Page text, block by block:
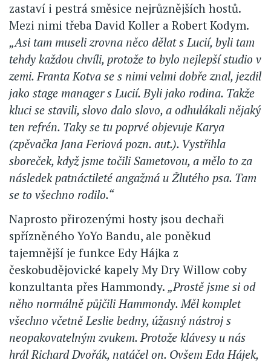
zastaví i pestrá směsice nejrůznějších hostů.
Mezi nimi třeba David Koller a Robert Kodym.
„Asi tam museli zrovna něco dělat s Lucií, byli tam
tehdy každou chvíli, protože to bylo nejlepší studio v
zemi. Franta Kotva se s nimi velmi dobře znal, jezdil
jako stage manager s Lucií. Byli jako rodina. Takže
kluci se stavili, slovo dalo slovo, a odhulákali nějaký
ten refrén. Taky se tu poprvé objevuje Karya
(zpěvačka Jana Feriová pozn. aut.). Vystřihla
sboreček, když jsme točili Sametovou, a mělo to za
následek patnáctileté angažmá u Žlutého psa. Tam
se to všechno rodilo.“
Naprosto přirozenými hosty jsou dechaři
spřízněného YoYo Bandu, ale poněkud
tajemnější je funkce Edy Hájka z
českobudějovické kapely My Dry Willow coby
konzultanta přes Hammondy. „Prostě jsme si od
něho normálně půjčili Hammondy. Měl komplet
všechno včetně Leslie bedny, úžasný nástroj s
neopakovatelným zvukem. Protože klávesy u nás
hrál Richard Dvořák, natáčel on. Ovšem Eda Hájek,